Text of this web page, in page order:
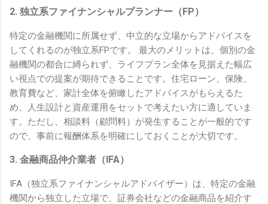
2. 独立系ファイナンシャルプランナー（FP）
特定の金融機関に所属せず、中立的な立場からアドバイスを
してくれるのが独立系FPです。 最大のメリットは、個別の金
融機関の都合に縛られず、ライフプラン全体を見据えた幅広
い視点での提案が期待できることです。住宅ローン、保険、
教育費など、家計全体を俯瞰したアドバイスがもらえるた
め、人生設計と資産運用をセットで考えたい方に適していま
す。ただし、相談料（顧問料）が発生することが一般的です
ので、事前に報酬体系を明確にしておくことが大切です。
3. 金融商品仲介業者（IFA）
IFA（独立系ファイナンシャルアドバイザー）は、特定の金融
機関から独立した立場で、証券会社などの金融商品を紹介す